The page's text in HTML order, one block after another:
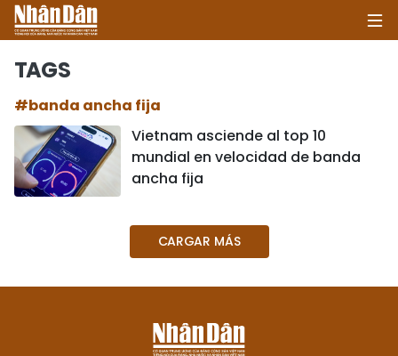
POLÍTICA
SOCIEDAD
SALUD - MEDIO AMBIENTE
CULTURA - ENTRETENIMIENTO
TAGS
#banda ancha fija
Vietnam asciende al top 10
mundial en velocidad de banda
ancha fija
CARGAR MÁS